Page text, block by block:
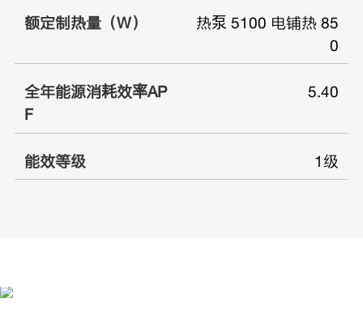
额定制热量（W）
热泵 5100 电铺热 85
0
全年能源消耗效率AP
F
5.40
能效等级 1级